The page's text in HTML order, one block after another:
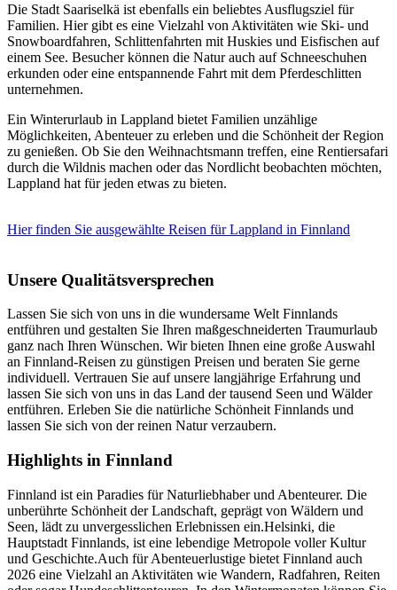
Die Stadt Saariselkä ist ebenfalls ein beliebtes Ausflugsziel für
Familien. Hier gibt es eine Vielzahl von Aktivitäten wie Ski- und
Snowboardfahren, Schlittenfahrten mit Huskies und Eisfischen auf
einem See. Besucher können die Natur auch auf Schneeschuhen
erkunden oder eine entspannende Fahrt mit dem Pferdeschlitten
unternehmen.
Ein Winterurlaub in Lappland bietet Familien unzählige
Möglichkeiten, Abenteuer zu erleben und die Schönheit der Region
zu genießen. Ob Sie den Weihnachtsmann treffen, eine Rentiersafari
durch die Wildnis machen oder das Nordlicht beobachten möchten,
Lappland hat für jeden etwas zu bieten.
Hier finden Sie ausgewählte Reisen für Lappland in Finnland
Unsere Qualitätsversprechen
Lassen Sie sich von uns in die wundersame Welt Finnlands
entführen und gestalten Sie Ihren maßgeschneiderten Traumurlaub
ganz nach Ihren Wünschen. Wir bieten Ihnen eine große Auswahl
an Finnland-Reisen zu günstigen Preisen und beraten Sie gerne
individuell. Vertrauen Sie auf unsere langjährige Erfahrung und
lassen Sie sich von uns in das Land der tausend Seen und Wälder
entführen. Erleben Sie die natürliche Schönheit Finnlands und
lassen Sie sich von der reinen Natur verzaubern.
Highlights in Finnland
Finnland ist ein Paradies für Naturliebhaber und Abenteurer. Die
unberührte Schönheit der Landschaft, geprägt von Wäldern und
Seen, lädt zu unvergesslichen Erlebnissen ein.Helsinki, die
Hauptstadt Finnlands, ist eine lebendige Metropole voller Kultur
und Geschichte.Auch für Abenteuerlustige bietet Finnland auch
2026 eine Vielzahl an Aktivitäten wie Wandern, Radfahren, Reiten